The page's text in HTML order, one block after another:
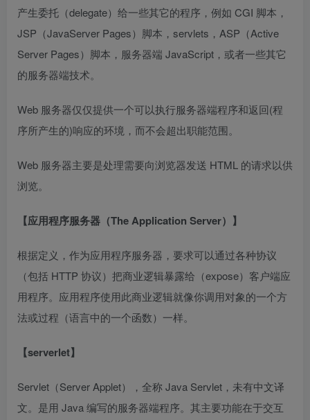
产生委托（delegate）给一些其它的程序，例如 CGI 脚本，
JSP（JavaServer Pages）脚本，servlets，ASP（Active
Server Pages）脚本，服务器端 JavaScript，或者一些其它
的服务器端技术。
Web 服务器仅仅提供一个可以执行服务器端程序和返回(程
序所产生的)响应的环境，而不会超出职能范围。
Web 服务器主要是处理需要向浏览器发送 HTML 的请求以供
浏览。
【应用程序服务器（The Application Server）】
根据定义，作为应用程序服务器，要求可以通过各种协议
（包括 HTTP 协议）把商业逻辑暴露给（expose）客户端应
用程序。应用程序使用此商业逻辑就像你调用对象的一个方
法或过程（语言中的一个函数）一样。
【serverlet】
Servlet（Server Applet），全称 Java Servlet，未有中文译
文。是用 Java 编写的服务器端程序。其主要功能在于交互